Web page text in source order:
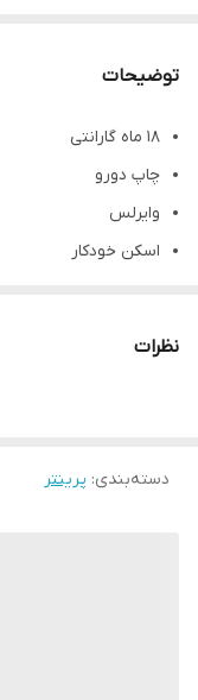
توضیحات
۱۸ ماه گارانتی
چاپ دورو
وایرلس
اسکن خودکار
نظرات
دسته‌بندی: پرینتر